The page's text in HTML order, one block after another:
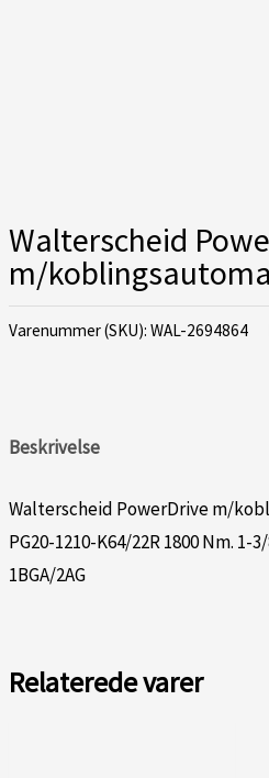
Walterscheid
m/
Varenummer (SKU): WAL-2694864
Beskrivelse
Walterscheid PowerDrive m/
PG20-1210-K64/22R 1800 Nm. 1-
1BGA/2AG
Relaterede varer